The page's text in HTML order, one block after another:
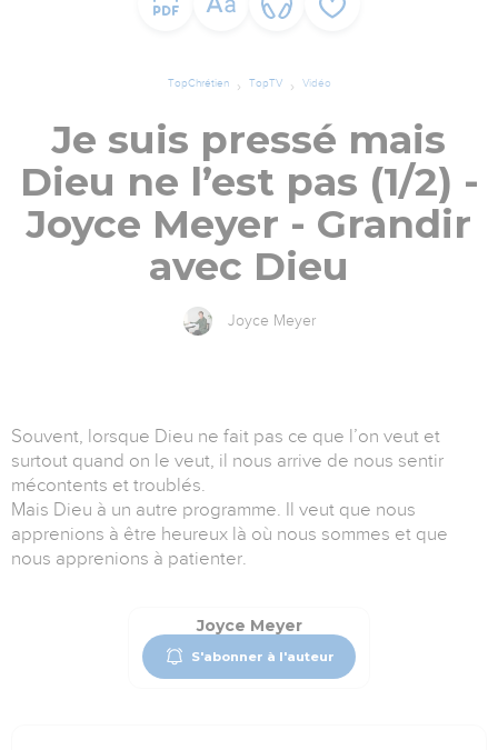
TopChrétien TopTV Vidéo
Je suis pressé mais
Dieu ne l’est pas (1/2) -
Joyce Meyer - Grandir
avec Dieu
Joyce Meyer
Souvent, lorsque Dieu ne fait pas ce que l’on veut et
surtout quand on le veut, il nous arrive de nous sentir
mécontents et troublés.
Mais Dieu à un autre programme. Il veut que nous
apprenions à être heureux là où nous sommes et que
nous apprenions à patienter.
Joyce Meyer
S'abonner à l'auteur